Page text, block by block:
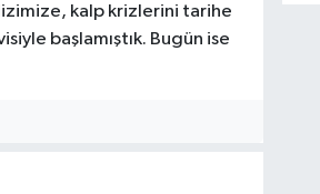
kalp krizlerini tarihe
başlamıştık. Bugün ise